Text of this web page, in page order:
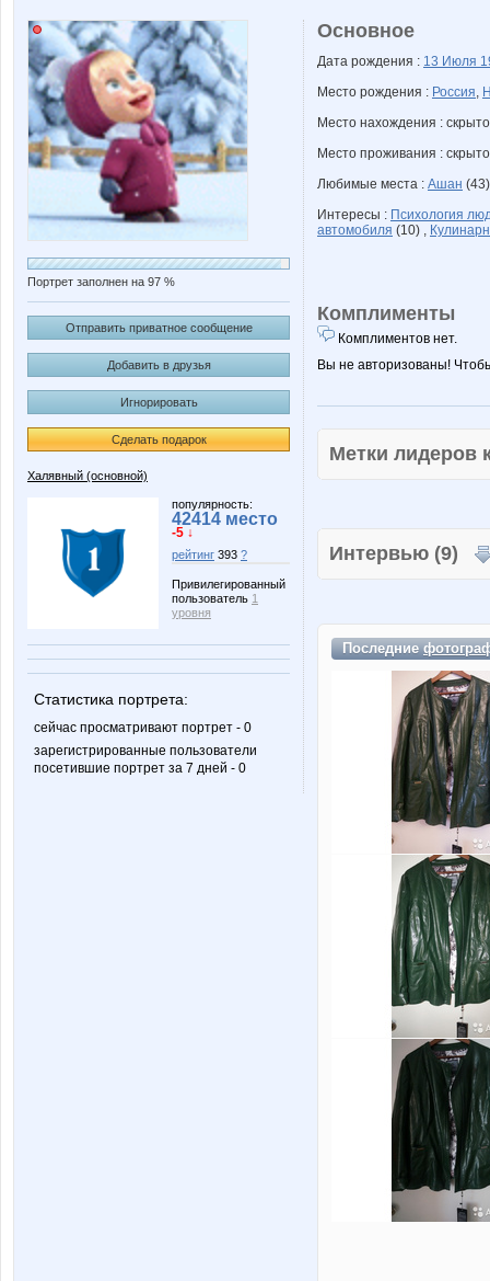
Портрет заполнен на 97 %
Отправить приватное сообщение
Добавить в друзья
Игнорировать
Сделать подарок
Халявный (основной)
популярность:
42414 место
-5 ↓
рейтинг 393 ?
Привилегированный
пользователь 1
уровня
Статистика портрета:
сейчас просматривают портрет - 0
зарегистрированные пользователи
посетившие портрет за 7 дней - 0
Основное
Дата рождения : 13 Июля
Место рождения : Россия,
Место нахождения : скрыто
Место проживания : скрыто
Любимые места : Ашан (43)
Интересы : Психология
автомобиля (10) ,
Комплименты
Комплиментов нет.
Вы не авторизованы!
Метки
Интервью (9)
Последние